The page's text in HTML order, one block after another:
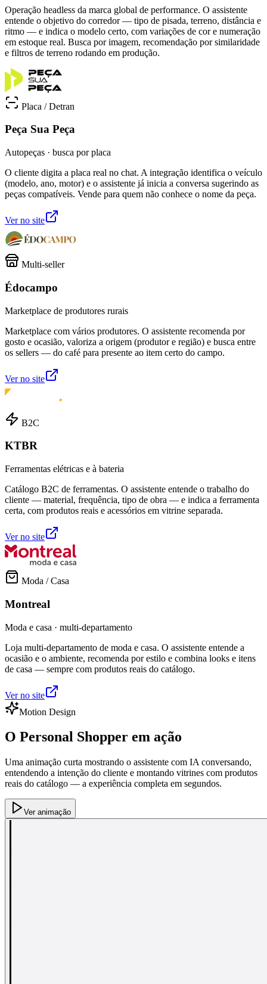
Operação headless da marca global de performance. O assistente
entende o objetivo do corredor — tipo de pisada, terreno, distância e
ritmo — e indica o modelo certo, com variações de cor e numeração
em estoque real. Busca por imagem, recomendação por similaridade
e filtros de terreno rodando em produção.
Placa / Detran
Peça Sua Peça
Autopeças · busca por placa
O cliente digita a placa real no chat. A integração identifica o veículo
(modelo, ano, motor) e o assistente já inicia a conversa sugerindo as
peças compatíveis. Vende para quem não conhece o nome da peça.
Ver no site
Multi-seller
Édocampo
Marketplace de produtores rurais
Marketplace com vários produtores. O assistente recomenda por
gosto e ocasião, valoriza a origem (produtor e região) e busca entre
os sellers — do café para presente ao item certo do campo.
Ver no site
B2C
KTBR
Ferramentas elétricas e à bateria
Catálogo B2C de ferramentas. O assistente entende o trabalho do
cliente — material, frequência, tipo de obra — e indica a ferramenta
certa, com produtos reais e acessórios em vitrine separada.
Ver no site
Moda / Casa
Montreal
Moda e casa · multi-departamento
Loja multi-departamento de moda e casa. O assistente entende a
ocasião e o ambiente, recomenda por estilo e combina looks e itens
de casa — sempre com produtos reais do catálogo.
Ver no site
Motion Design
O Personal Shopper em ação
Uma animação curta mostrando o assistente com IA conversando,
entendendo a intenção do cliente e montando vitrines com produtos
reais do catálogo — a experiência completa em segundos.
Ver animação